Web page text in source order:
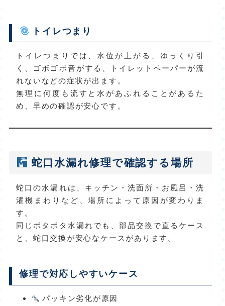
トイレつまり
トイレつまりでは、水位が上がる、ゆっくり引
く、ゴボゴボ音がする、トイレットペーパーが流
れないなどの症状が出ます。
無理に何度も流すと水があふれることがあるた
め、早めの確認が安心です。
蛇口水漏れ修理で確認する場所
蛇口の水漏れは、キッチン・洗面所・お風呂・洗
濯機まわりなど、場所によって原因が変わりま
す。
同じポタポタ水漏れでも、部品交換で直るケース
と、蛇口交換が安心なケースがあります。
修理で対応しやすいケース
パッキン劣化が原因